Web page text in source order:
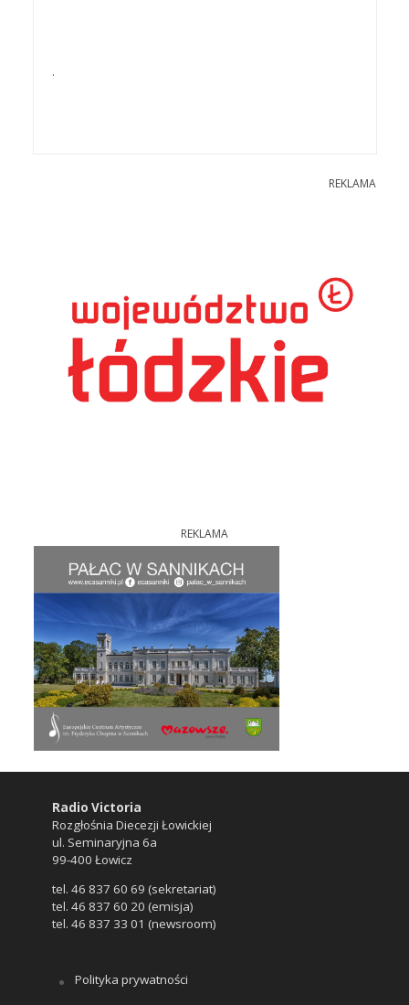
.
REKLAMA
REKLAMA
Radio Victoria
Rozgłośnia Diecezji Łowickiej
ul. Seminaryjna 6a
99-400 Łowicz
tel. 46 837 60 69 (sekretariat)
tel. 46 837 60 20 (emisja)
tel. 46 837 33 01 (newsroom)
Polityka prywatności